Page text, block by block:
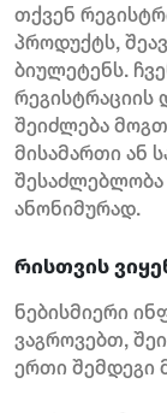
თქვენ
პროდუქტს,
ბიულეტენს.
რეგისტრაციის
შეიძლება
მისამართი ან
შესაძლებლობა
ანონიმურად.
რისთვის
ნებისმიერი
ვაგროვებთ,
ერთი შემდეგი